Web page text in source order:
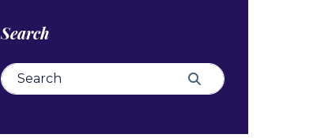
Search
Search for: Search